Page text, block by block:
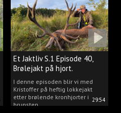
29:54
Et Jaktliv S.1 Episode 40,
Brølejakt på hjort.
I denne episoden blir vi med
Kristoffer på heftig lokkejakt
etter brølende kronhjorter i
brunsten.